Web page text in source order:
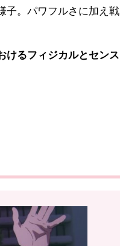
子。パワフルさに加え戦
けるフィジカルとセンス